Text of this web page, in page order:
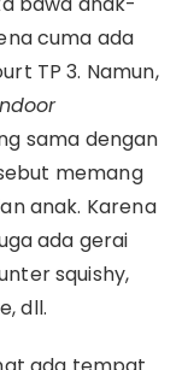
cuma ada
TP 3. Namun,
sama dengan
memang
anak. Karena
ada gerai
squishy,
dll.